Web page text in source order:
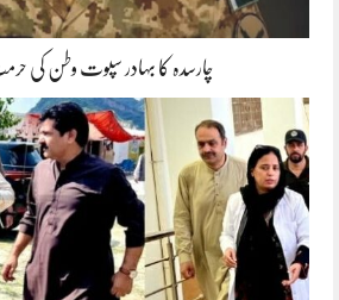
چارسدہ کا بہادر سپوت وطن کی